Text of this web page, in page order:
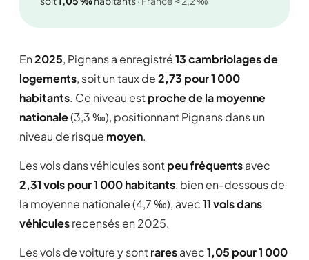
En2025, Pignans a enregistré13 cambriolages de
logements, soit un taux de2,73 pour 1 000
habitants. Ce niveau estproche de la moyenne
nationale(3,3 ‰), positionnant Pignans dans un
niveau de risque moyen.
Les vols dans véhicules sontpeu fréquentsavec
2,31 vols pour 1 000 habitants, bien en-dessous de
la moyenne nationale (4,7 ‰), avec11 vols dans
véhiculesrecensés en 2025.
Les vols de voiture y sontraresavec1,05 pour 1 000